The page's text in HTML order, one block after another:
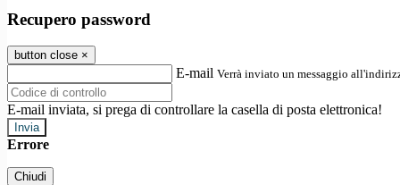
Recupero password
button close ×
E-mail Verrà inviato un messaggio
E-mail inviata, si prega di controllare la casella di posta elettronica!
Errore
Chiudi